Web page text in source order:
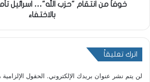
خوفاً من انتقام "حزب الله"… اسرائيل
بالاختفاء
اترك تعليقاً
لن يتم نشر عنوان بريدك الإلكتروني. الحقول الإلزامية